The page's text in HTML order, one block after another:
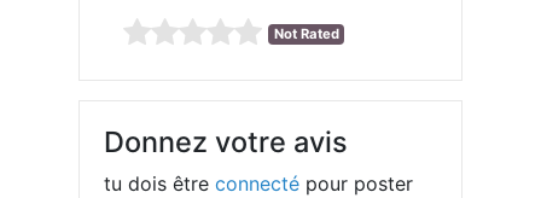
Not Rated
Donnez votre avis
tu dois êtreconnecté pour poster